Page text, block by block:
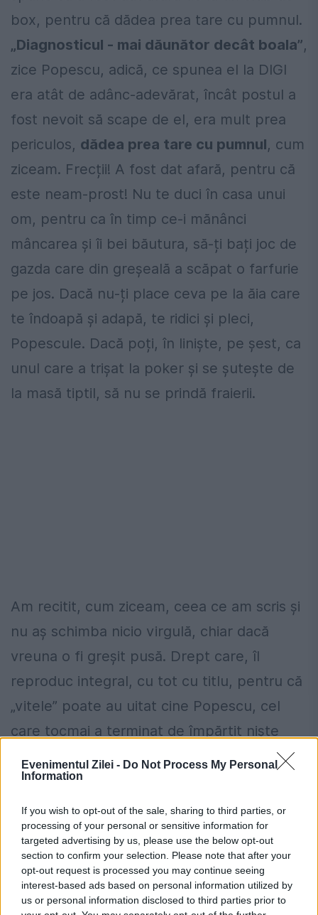
Evenimentul Zilei - Do Not Process My Personal
Information
If you wish to opt-out of the sale, sharing to third parties, or
processing of your personal or sensitive information for
targeted advertising by us, please use the below opt-out
section to confirm your selection. Please note that after your
opt-out request is processed you may continue seeing
interest-based ads based on personal information utilized by
us or personal information disclosed to third parties prior to
box, pentru că dădea prea tare cu pumnul.
„Diagnosticul - mai dăunător decât boala”,
zice Popescu, adică, ce spunea el la DIGI
era atât de adânc-adevărat, încât postul a
fost nevoit să scape de el, era mult prea
periculos, dădea prea tare cu pumnul, cum
ziceam. Frecții! A fost dat afară, pentru că
este neam-prost! Nu te duci în casa unui
om, pentru ca în timp ce-i mănânci
mâncarea și îi bei băutura, să-ți bați joc de
gazda care din greșeală a scăpat o farfurie
pe jos. Dacă nu-ți place ceva pe la ăia care
te îndoapă și adapă, te ridici și pleci,
Popescule. Dacă poți, în liniște, pe șest, ca
unul care a trișat la poker și se șutește de
la masă tiptil, să nu se prindă fraierii.
Am recitit, cum ziceam, ceea ce am scris și
nu aș schimba nicio virgulă, chiar dacă
vreuna o fi greșit pusă. Drept care, îl
reproduc integral, cu tot cu titlu, pentru că
„vitele” poate au uitat cine Popescu, cel
care tocmai a terminat de împărțit niște
C. T. Popescu este tenace: Forțează ușile
Spitalului și pe ale Evangheliilor!
Evenimentul Zilei, 31 octombrie 2020